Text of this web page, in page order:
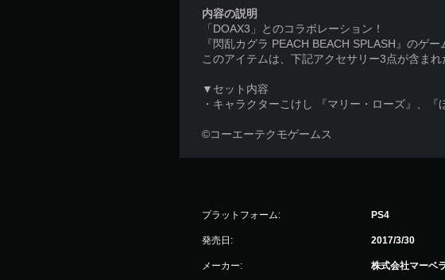
内容の説明
「DOAX3」とのコラボレーション！
『閃乱カグラ PEACH BEACH SPLASH』のゲ
このアイテムは、下記アクセサリー3点が含まれ
▼セット内容
・キャラクターこけし 『マリー・ローズ』、『
©コーエーテクモゲームス
プラットフォーム: PS4
発売日: 2017/3/30
メーカー: 株式会社マーベ